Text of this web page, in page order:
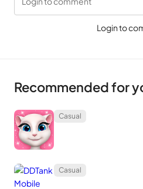
คุณสมบัติของ MOD
โครงเรื่อง
Login to
Recommended for
Casual
Casual